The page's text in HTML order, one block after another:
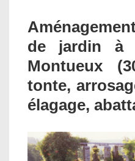
de jardin à
Montueux
tonte,
élagage,